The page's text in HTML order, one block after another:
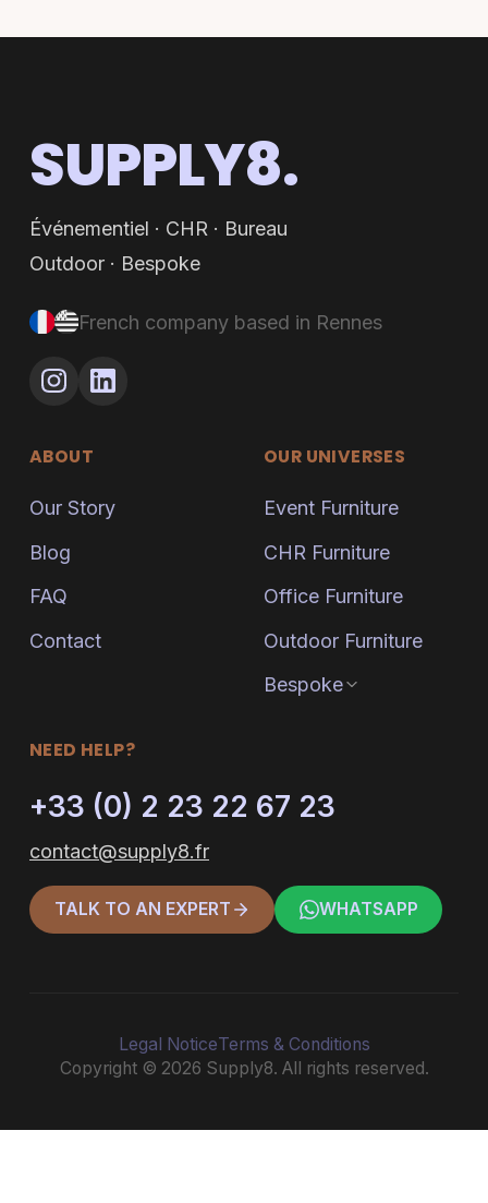
SUPPLY8.
Événementiel · CHR · Bureau
Outdoor · Bespoke
French company based in Rennes
ABOUT
Our Story
Blog
FAQ
Contact
OUR UNIVERSES
Event Furniture
CHR Furniture
Office Furniture
Outdoor Furniture
Bespoke
NEED HELP?
+33 (0) 2 23 22 67 23
contact@supply8.fr
TALK TO AN EXPERT
Copyright © 2026 Supply8. All rights reserved.